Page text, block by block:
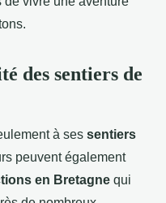
des sentiers de
à ses sentiers
peuvent également
en Bretagne qui